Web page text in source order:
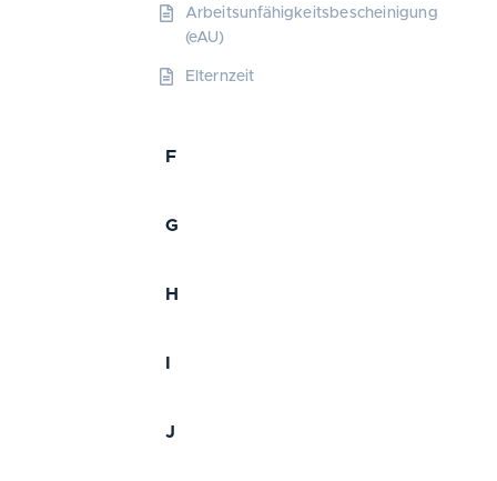
Arbeitsunfähigkeitsbescheinigung
(eAU)
Elternzeit
F
G
H
J